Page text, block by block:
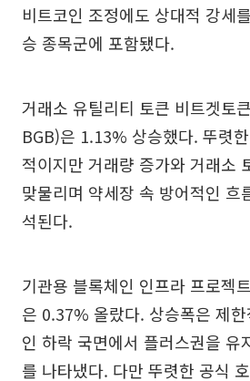
비트코인 조정에도 상대적 강세
승 종목군에 포함됐다.
거래소 유틸리티 토큰 비트겟
BGB)은 1.13% 상승했다. 뚜렷
적이지만 거래량 증가와 거래소
맞물리며 약세장 속 방어적인 흐
석된다.
기관용 블록체인 인프라 프로젝
은 0.37% 올랐다. 상승폭은 제
인 하락 국면에서 플러스권을 유
를 나타냈다. 다만 뚜렷한 공식